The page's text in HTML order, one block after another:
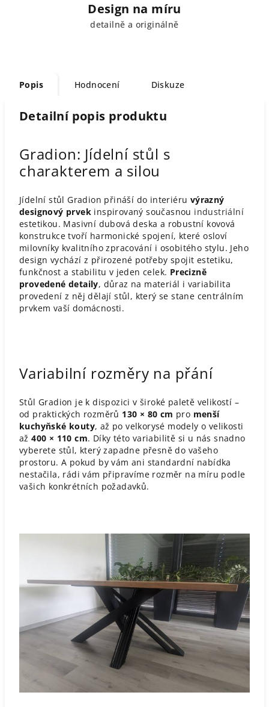
Design na míru
detailně a originálně
Popis Hodnocení Diskuze
Detailní popis produktu
Gradion: Jídelní stůl s
charakterem a silou
Jídelní stůl Gradion přináší do interiéru výrazný
designový prvek inspirovaný současnou industriální
estetikou. Masivní dubová deska a robustní kovová
konstrukce tvoří harmonické spojení, které osloví
milovníky kvalitního zpracování i osobitého stylu. Jeho
design vychází z přirozené potřeby spojit estetiku,
funkčnost a stabilitu v jeden celek. Precizně
provedené detaily, důraz na materiál i variabilita
provedení z něj dělají stůl, který se stane centrálním
prvkem vaší domácnosti.
Variabilní rozměry na přání
Stůl Gradion je k dispozici v široké paletě velikostí –
od praktických rozměrů 130 × 80 cm pro menší
kuchyňské kouty, až po velkorysé modely o velikosti
až400 × 110 cm. Díky této variabilitě si u nás snadno
vyberete stůl, který zapadne přesně do vašeho
prostoru. A pokud by vám ani standardní nabídka
nestačila, rádi vám připravíme rozměr na míru podle
vašich konkrétních požadavků.